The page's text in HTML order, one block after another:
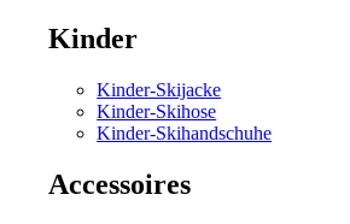
Kinder
Kinder-Skijacke
Kinder-Skihose
Kinder-Skihandschuhe
Accessoires